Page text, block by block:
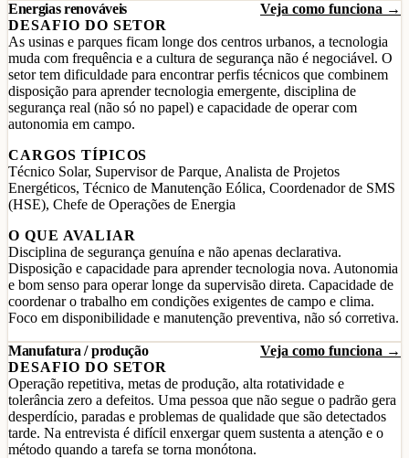
Energias renováveis
Veja como funciona →
DESAFIO DO SETOR
As usinas e parques ficam longe dos centros urbanos, a tecnologia
muda com frequência e a cultura de segurança não é negociável. O
setor tem dificuldade para encontrar perfis técnicos que combinem
disposição para aprender tecnologia emergente, disciplina de
segurança real (não só no papel) e capacidade de operar com
autonomia em campo.
CARGOS TÍPICOS
Técnico Solar, Supervisor de Parque, Analista de Projetos
Energéticos, Técnico de Manutenção Eólica, Coordenador de SMS
(HSE), Chefe de Operações de Energia
O QUE AVALIAR
Disciplina de segurança genuína e não apenas declarativa.
Disposição e capacidade para aprender tecnologia nova. Autonomia
e bom senso para operar longe da supervisão direta. Capacidade de
coordenar o trabalho em condições exigentes de campo e clima.
Foco em disponibilidade e manutenção preventiva, não só corretiva.
Manufatura / produção
Veja como funciona →
DESAFIO DO SETOR
Operação repetitiva, metas de produção, alta rotatividade e
tolerância zero a defeitos. Uma pessoa que não segue o padrão gera
desperdício, paradas e problemas de qualidade que são detectados
tarde. Na entrevista é difícil enxergar quem sustenta a atenção e o
método quando a tarefa se torna monótona.